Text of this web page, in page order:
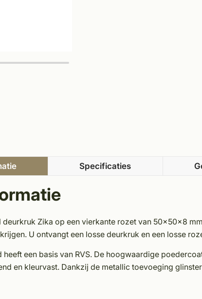
Specificaties
deurkruk Zika op een vierkante rozet van 50x50x8
U ontvangt een losse deurkruk en een losse
heeft een basis van RVS. De hoogwaardige
en kleurvast. Dankzij de metallic toevoeging